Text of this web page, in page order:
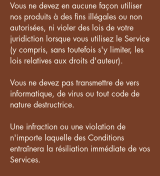
Vous ne devez en aucune façon utiliser
nos produits à des fins illégales ou non
autorisées, ni violer des lois de votre
juridiction lorsque vous utilisez le Service
(y compris, sans toutefois s'y limiter, les
lois relatives aux droits d'auteur).
Vous ne devez pas transmettre de vers
informatique, de virus ou tout code de
nature destructrice.
Une infraction ou une violation de
n'importe laquelle des Conditions
entraînera la résiliation immédiate de vos
Services.